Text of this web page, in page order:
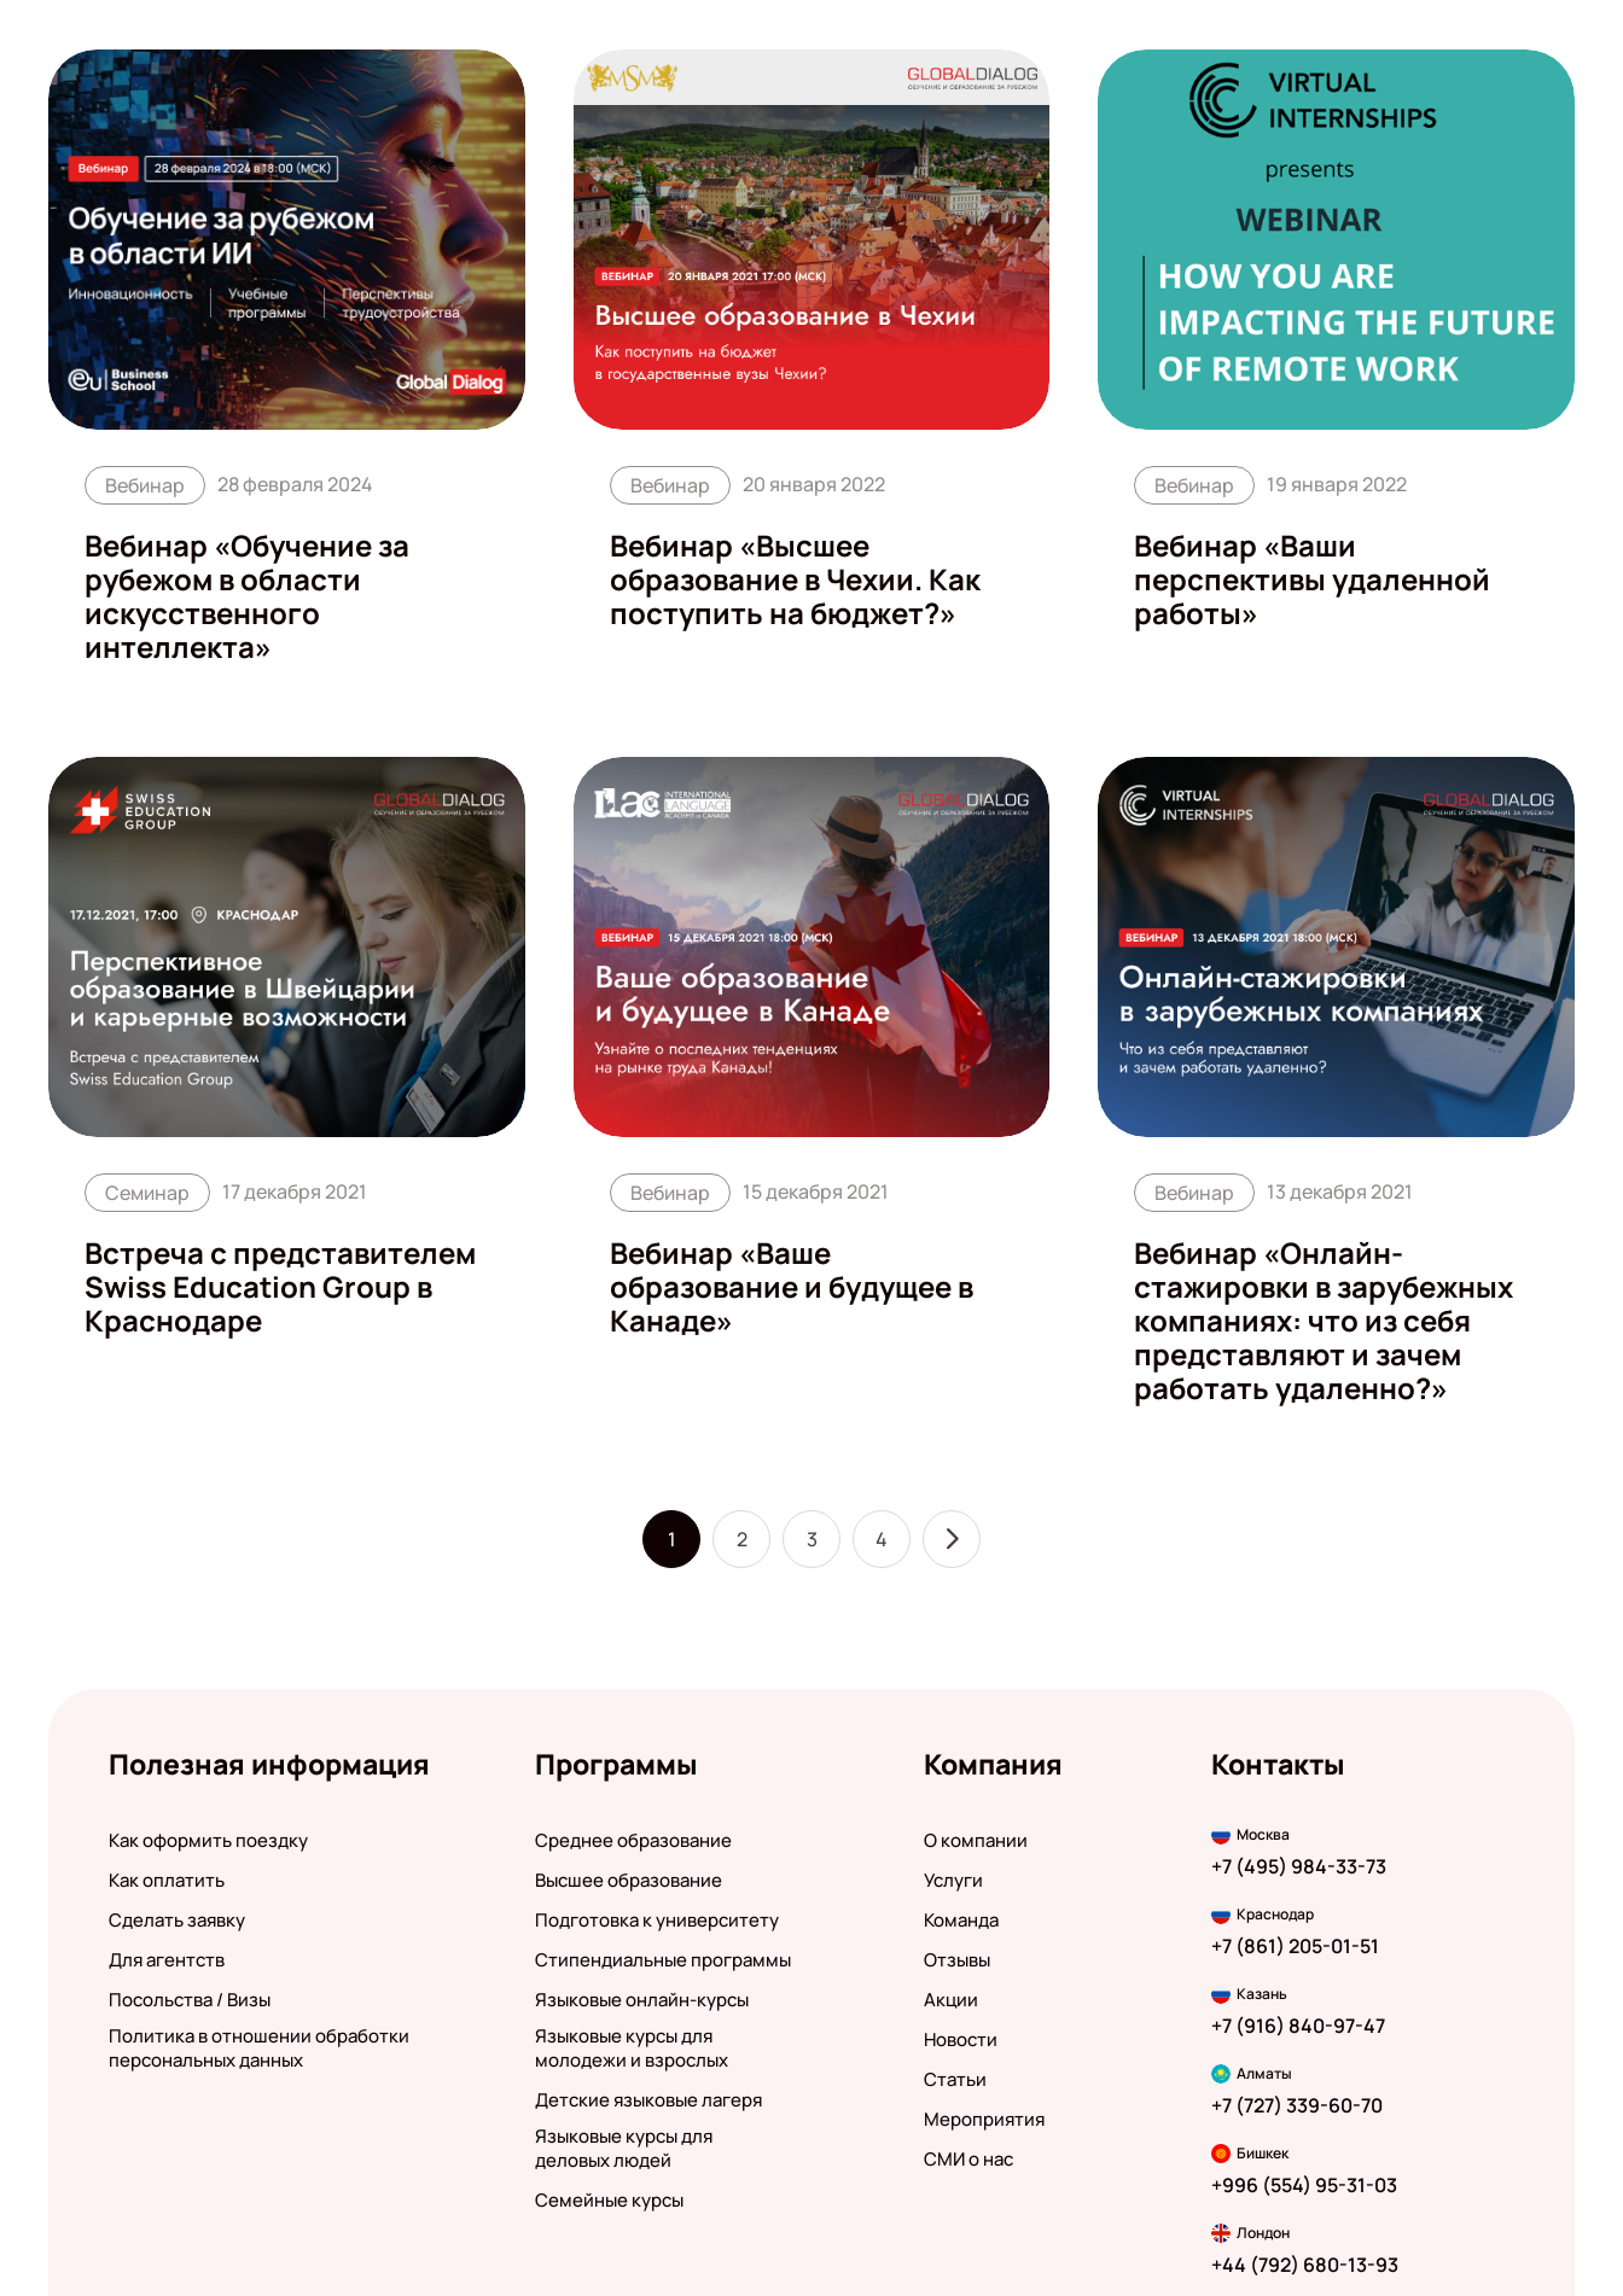
Вебинар 28 февраля 2024
Вебинар «Обучение за
рубежом в области
искусственного
интеллекта»
Вебинар 20 января 2022
Вебинар «Высшее
образование в Чехии. Как
поступить на бюджет?»
Вебинар 19 января 2022
Вебинар «Ваши
перспективы удаленной
работы»
Семинар 17 декабря 2021
Встреча с представителем
Swiss Education Group в
Краснодаре
Вебинар 15 декабря 2021
Вебинар «Ваше
образование и будущее в
Канаде»
Вебинар 13 декабря 2021
Вебинар «Онлайн-
стажировки в зарубежных
компаниях: что из себя
представляют и зачем
работать удаленно?»
1 2 3 4
Полезная информация
Как оформить поездку
Как оплатить
Сделать заявку
Для агентств
Посольства / Визы
Политика в отношении обработки
персональных данных
Программы
Среднее образование
Высшее образование
Подготовка к университету
Стипендиальные программы
Языковые онлайн-курсы
Языковые курсы для
молодежи и взрослых
Детские языковые лагеря
Языковые курсы для
деловых людей
Семейные курсы
Компания
О компании
Услуги
Команда
Отзывы
Акции
Новости
Статьи
Мероприятия
СМИ о нас
Контакты
Москва
+7 (495) 984-33-73
Краснодар
+7 (861) 205-01-51
Казань
+7 (916) 840-97-47
Алматы
+7 (727) 339-60-70
Бишкек
+996 (554) 95-31-03
Лондон
+44 (792) 680-13-93